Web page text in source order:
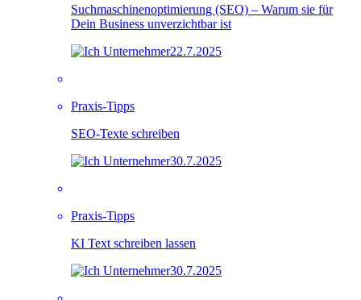
Suchmaschinenoptimierung (SEO) – Warum sie für
Dein Business unverzichtbar ist
22.7.2025
Praxis-Tipps
SEO-Texte schreiben
30.7.2025
Praxis-Tipps
KI Text schreiben lassen
30.7.2025